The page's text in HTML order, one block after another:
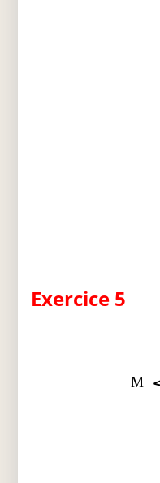
Exercice 5
M